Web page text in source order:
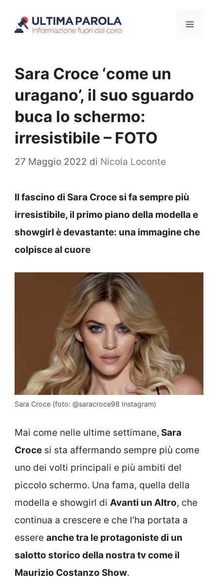
Menu
Sara Croce ‘come un
uragano’, il suo sguardo
buca lo schermo:
irresistibile – FOTO
27 Maggio 2022 di Nicola Loconte
Il fascino di Sara Croce si fa sempre più
irresistibile, il primo piano della modella e
showgirl è devastante: una immagine che
colpisce al cuore
Sara Croce (foto: @saracroce98 Instagram)
Mai come nelle ultime settimane, Sara
Croce si sta affermando sempre più come
uno dei volti principali e più ambiti del
piccolo schermo. Una fama, quella della
modella e showgirl di Avanti un Altro, che
continua a crescere e che l’ha portata a
essere anche tra le protagoniste di un
salotto storico della nostra tv come il
Maurizio Costanzo Show.